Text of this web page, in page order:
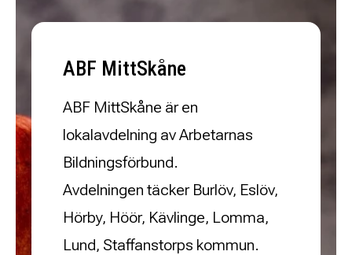
ABF MittSkåne
ABF MittSkåne är en
lokalavdelning av Arbetarnas
Bildningsförbund.
Avdelningen täcker Burlöv, Eslöv,
Hörby, Höör, Kävlinge, Lomma,
Lund, Staffanstorps kommun.